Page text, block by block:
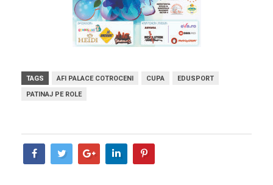
TAGS AFI PALACE COTROCENI CUPA
EDUSPORT
PATINAJ PE ROLE